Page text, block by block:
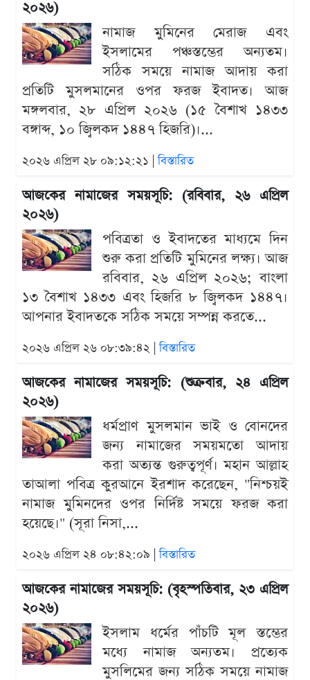
২০২৬)
নামাজ মুমিনের মেরাজ এবং
ইসলামের পঞ্চস্তম্ভের অন্যতম।
সঠিক সময়ে নামাজ আদায় করা
প্রতিটি মুসলমানের ওপর ফরজ ইবাদত। আজ
মঙ্গলবার, ২৮ এপ্রিল ২০২৬ (১৫ বৈশাখ ১৪৩৩
বঙ্গাব্দ, ১০ জ্বিলকদ ১৪৪৭ হিজরি)।...
২০২৬ এপ্রিল ২৮ ০৯:১২:২১ |বিস্তারিত
আজকের নামাজের সময়সূচি: (রবিবার, ২৬ এপ্রিল
২০২৬)
পবিত্রতা ও ইবাদতের মাধ্যমে দিন
শুরু করা প্রতিটি মুমিনের লক্ষ্য। আজ
রবিবার, ২৬ এপ্রিল ২০২৬; বাংলা
১৩ বৈশাখ ১৪৩৩ এবং হিজরি ৮ জ্বিলকদ ১৪৪৭।
আপনার ইবাদতকে সঠিক সময়ে সম্পন্ন করতে...
২০২৬ এপ্রিল ২৬ ০৮:৩৯:৪২ |বিস্তারিত
আজকের নামাজের সময়সূচি: (শুক্রবার, ২৪ এপ্রিল
২০২৬)
ধর্মপ্রাণ মুসলমান ভাই ও বোনদের
জন্য নামাজের সময়মতো আদায়
করা অত্যন্ত গুরুত্বপূর্ণ। মহান আল্লাহ
তাআলা পবিত্র কুরআনে ইরশাদ করেছেন, "নিশ্চয়ই
নামাজ মুমিনদের ওপর নির্দিষ্ট সময়ে ফরজ করা
হয়েছে।" (সূরা নিসা,...
২০২৬ এপ্রিল ২৪ ০৮:৪২:০৯ |বিস্তারিত
আজকের নামাজের সময়সূচি: (বৃহস্পতিবার, ২৩ এপ্রিল
২০২৬)
ইসলাম ধর্মের পাঁচটি মূল স্তম্ভের
মধ্যে নামাজ অন্যতম। প্রত্যেক
মুসলিমের জন্য সঠিক সময়ে নামাজ